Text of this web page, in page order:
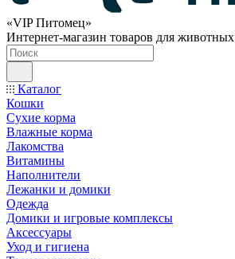
«VIP Питомец»
Интернет-магазин товаров для животных
Каталог
Кошки
Сухие корма
Влажные корма
Лакомства
Витамины
Наполнители
Лежанки и домики
Одежда
Домики и игровые комплексы
Аксессуары
Уход и гигиена